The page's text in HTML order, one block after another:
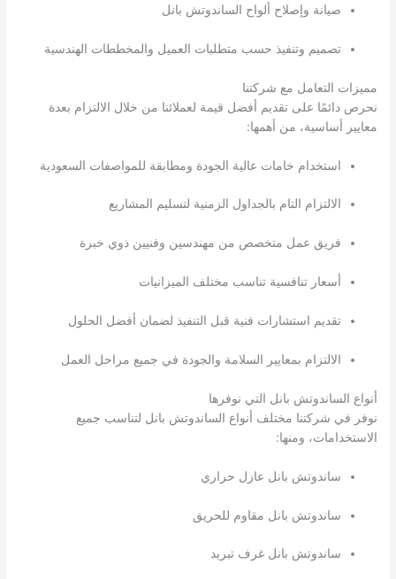
صيانة وإصلاح ألواح الساندوتش بانل
تصميم وتنفيذ حسب متطلبات العميل والمخططات الهندسية
مميزات التعامل مع شركتنا
نحرص دائمًا على تقديم أفضل قيمة لعملائنا من خلال الالتزام بعدة
معايير أساسية، من أهمها:
استخدام خامات عالية الجودة ومطابقة للمواصفات السعودية
الالتزام التام بالجداول الزمنية لتسليم المشاريع
فريق عمل متخصص من مهندسين وفنيين ذوي خبرة
أسعار تنافسية تناسب مختلف الميزانيات
تقديم استشارات فنية قبل التنفيذ لضمان أفضل الحلول
الالتزام بمعايير السلامة والجودة في جميع مراحل العمل
أنواع الساندوتش بانل التي نوفرها
نوفر في شركتنا مختلف أنواع الساندوتش بانل لتناسب جميع
الاستخدامات، ومنها:
ساندوتش بانل عازل حراري
ساندوتش بانل مقاوم للحريق
ساندوتش بانل غرف تبريد